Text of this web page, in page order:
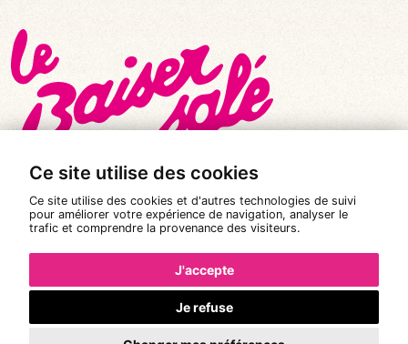
Ce site utilise des cookies
Ce site utilise des cookies et d'autres technologies de suivi
pour améliorer votre expérience de navigation, analyser le
trafic et comprendre la provenance des visiteurs.
J'accepte
Je refuse
Conditions Générales de Vente